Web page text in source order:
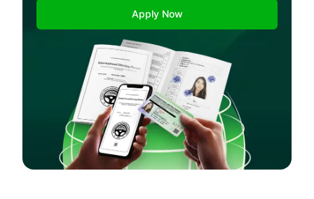
Apply Now